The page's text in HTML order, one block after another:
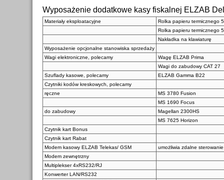
Wyposażenie dodatkowe kasy fiskalnej ELZAB
Materiały eksploatacyjne
Rolka papieru termicznego
Rolka papieru termicznego
Nakładka na klawiaturę
Wyposażenie opcjonalne stanowiska sprzedaży
Wagi elektroniczne, polecamy
Wagę ELZAB Prima
Wagi do zabudowy CAT 27
Szuflady kasowe, polecamy
ELZAB Gamma B22
Czytniki kodów kreskowych, polecamy
ręczne
MS 3780 Fusion
MS 1690 Focus
do zabudowy
Magellan 2300HS
MS 7625 Horizon
Czytnik kart Bonus
Czytnik kart Rabat
Modem kasowy ELZAB Telekas/ GSM
umożliwia zdalne
Modem zewnętrzny
Multiplekser 4xRS232/RJ
Konwerter LAN/RS232